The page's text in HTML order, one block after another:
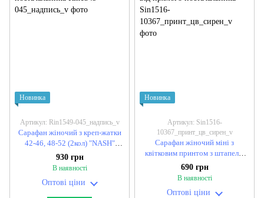
Новинка
Артикул: Rin1549-045_надпись_v
Сарафан жіночий з креп-жатки
42-46, 48-52 (2кол) "NASH"
недорого від прямого
постачальника
930 грн
В наявності
Оптові ціни
Новинка
Артикул: Sin1516-
10367_принт_цв_сирен_v
Сарафан жіночий міні з
квітковим принтом з штапелю
46-48, 50-52 "TONI" недорого
від прямого постачальника
690 грн
В наявності
Оптові ціни